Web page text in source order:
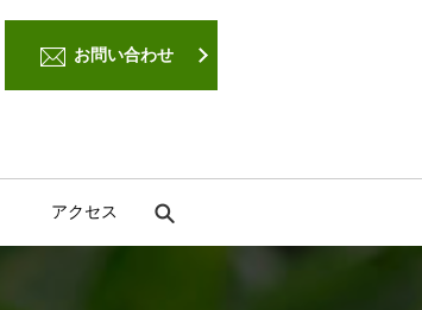
お問い合わせ
アクセス search